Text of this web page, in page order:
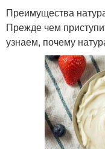
Преимущества
Прежде чем
узнаем, почему